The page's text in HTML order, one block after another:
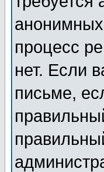
процесс
нет. Если
письме,